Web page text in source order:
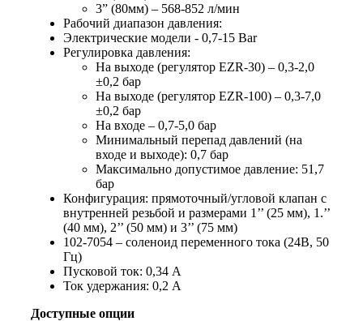
3” (80мм) – 568-852 л/мин
Рабочий диапазон давления:
Электрические модели - 0,7-15 Bar
Регулировка давления:
На выходе (регулятор EZR-30) – 0,3-2,0
±0,2 бар
На выходе (регулятор EZR-100) – 0,3-7,0
±0,2 бар
На входе – 0,7-5,0 бар
Минимальный перепад давлений (на
входе и выходе): 0,7 бар
Максимально допустимое давление: 51,7
бар
Конфигурация: прямоточный/угловой клапан с
внутренней резьбой и размерами 1’’ (25 мм), 1.’’
(40 мм), 2’’ (50 мм) и 3’’ (75 мм)
102-7054 – соленоид переменного тока (24В, 50
Гц)
Пусковой ток: 0,34 А
Ток удержания: 0,2 А
Доступные опции